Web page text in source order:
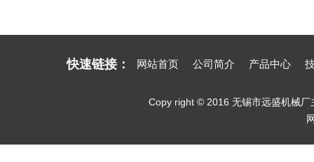
快速链接： 网站首页 公司简介 产品中心
Copy right © 2016 无锡市远盛机械